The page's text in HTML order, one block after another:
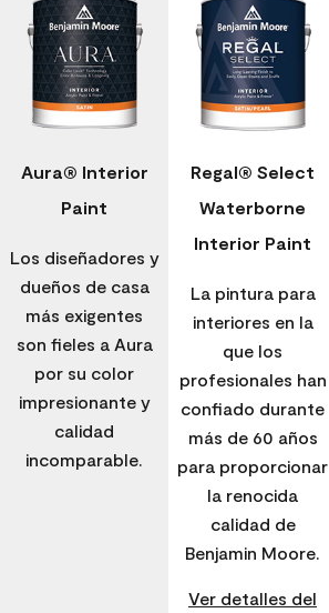
Aura® Interior
Paint
Los diseñadores y
dueños de casa
más exigentes
son fieles a Aura
por su color
impresionante y
calidad
incomparable.
Regal® Select
Waterborne
Interior Paint
La pintura para
interiores en la
que los
profesionales han
confiado durante
más de 60 años
para proporcionar
la renocida
calidad de
Benjamin Moore.
Ver detalles del